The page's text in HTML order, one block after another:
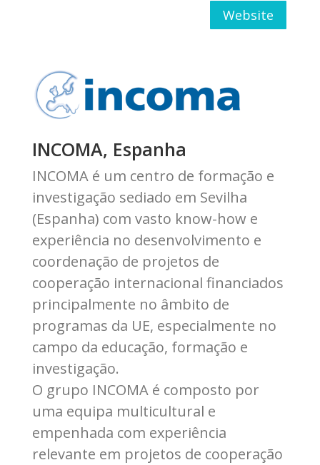
Website
INCOMA, Espanha
INCOMA é um centro de formação e
investigação sediado em Sevilha
(Espanha) com vasto know-how e
experiência no desenvolvimento e
coordenação de projetos de
cooperação internacional financiados
principalmente no âmbito de
programas da UE, especialmente no
campo da educação, formação e
investigação.
O grupo INCOMA é composto por
uma equipa multicultural e
empenhada com experiência
relevante em projetos de cooperação